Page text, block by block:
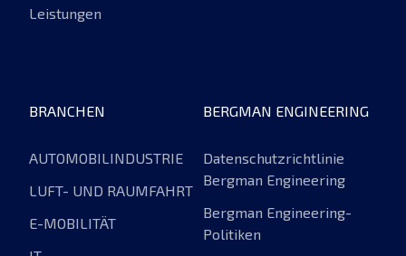
Leistungen
BRANCHEN
AUTOMOBILINDUSTRIE
LUFT- UND RAUMFAHRT
E-MOBILITÄT
BERGMAN ENGINEERING
Datenschutzrichtlinie
Bergman Engineering
Bergman Engineering-
Politiken